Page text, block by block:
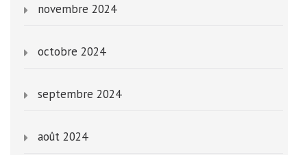
novembre 2024
octobre 2024
septembre 2024
août 2024